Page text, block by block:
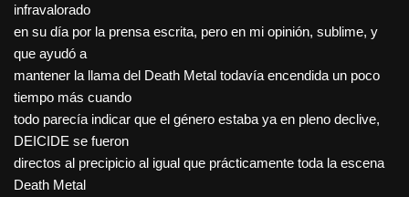
infravalorado
en su día por la prensa escrita, pero en mi opinión, sublime, y
que ayudó a
mantener la llama del Death Metal todavía encendida un poco
tiempo más cuando
todo parecía indicar que el género estaba ya en pleno declive,
DEICIDE se fueron
directos al precipicio al igual que prácticamente toda la escena
Death Metal